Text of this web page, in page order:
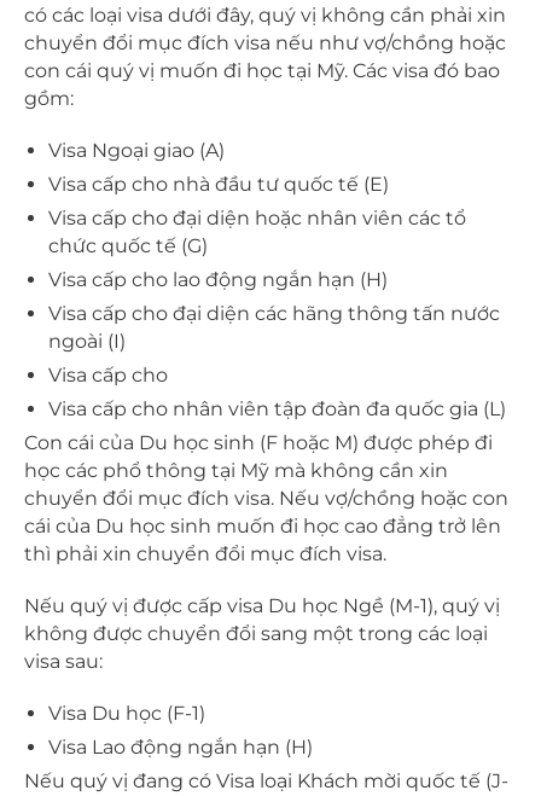
có các loại visa dưới đây, quý vị không cần phải xin
chuyển đổi mục đích visa nếu như vợ/chồng hoặc
con cái quý vị muốn đi học tại Mỹ. Các visa đó bao
gồm:
Visa Ngoại giao (A)
Visa cấp cho nhà đầu tư quốc tế (E)
Visa cấp cho đại diện hoặc nhân viên các tổ
chức quốc tế (G)
Visa cấp cho lao động ngắn hạn (H)
Visa cấp cho đại diện các hãng thông tấn nước
ngoài (I)
Visa cấp cho
Visa cấp cho nhân viên tập đoàn đa quốc gia (L)
Con cái của Du học sinh (F hoặc M) được phép đi
học các phổ thông tại Mỹ mà không cần xin
chuyển đổi mục đích visa. Nếu vợ/chồng hoặc con
cái của Du học sinh muốn đi học cao đẳng trở lên
thì phải xin chuyển đổi mục đích visa.
Nếu quý vị được cấp visa Du học Ngề (M-1), quý vị
không được chuyển đổi sang một trong các loại
visa sau:
Visa Du học (F-1)
Visa Lao động ngắn hạn (H)
Nếu quý vị đang có Visa loại Khách mời quốc tế (J-